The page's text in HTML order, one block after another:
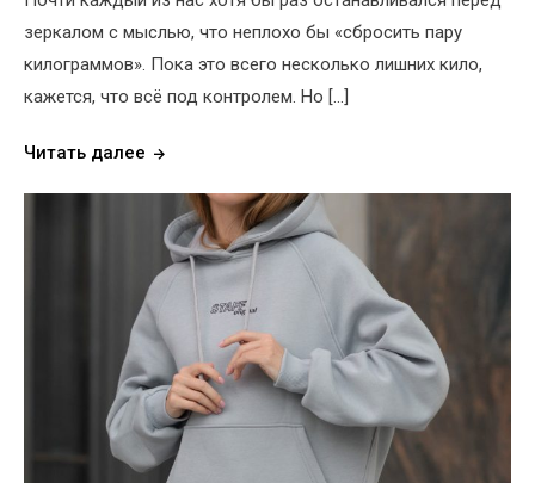
зеркалом с мыслью, что неплохо бы «сбросить пару
килограммов». Пока это всего несколько лишних кило,
кажется, что всё под контролем. Но […]
Читать далее